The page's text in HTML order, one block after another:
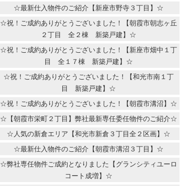
☆最新仕入物件のご紹介【新座市野寺３丁目】☆
☆祝！ご成約ありがとうございました！【朝霞市朝志ヶ丘
２丁目 全２棟 新築戸建】☆
☆祝！ご成約ありがとうございました！【新座市畑中１丁
目 全１７棟 新築戸建】☆
☆祝！ご成約ありがとうございました！【和光市南１丁
目 新築戸建】☆
☆祝！ご成約ありがとうございました！【朝霞市溝沼】☆
☆【朝霞市栄町２丁目】弊社最新専任委任物件のご紹介☆
☆人気の新倉エリア【和光市新倉３丁目全２区画】☆
☆最新仕入物件のご紹介【朝霞市溝沼３丁目】☆
☆弊社専任物件ご成約となりました【グランシティユーロ
コート成増】☆